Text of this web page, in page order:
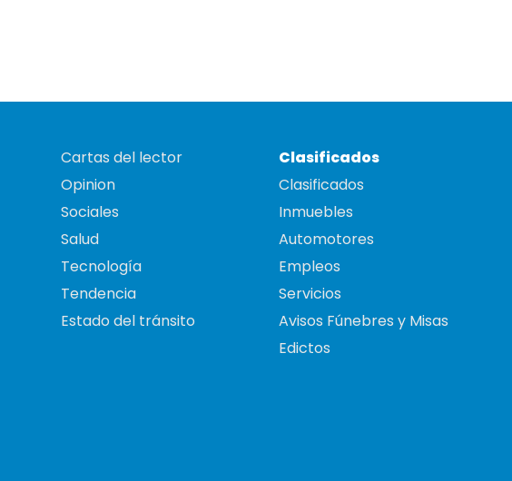
Cartas del lector
Opinion
Sociales
Salud
Tecnología
Tendencia
Estado del tránsito
Clasificados
Clasificados
Inmuebles
Automotores
Empleos
Servicios
Avisos Fúnebres y Misas
Edictos